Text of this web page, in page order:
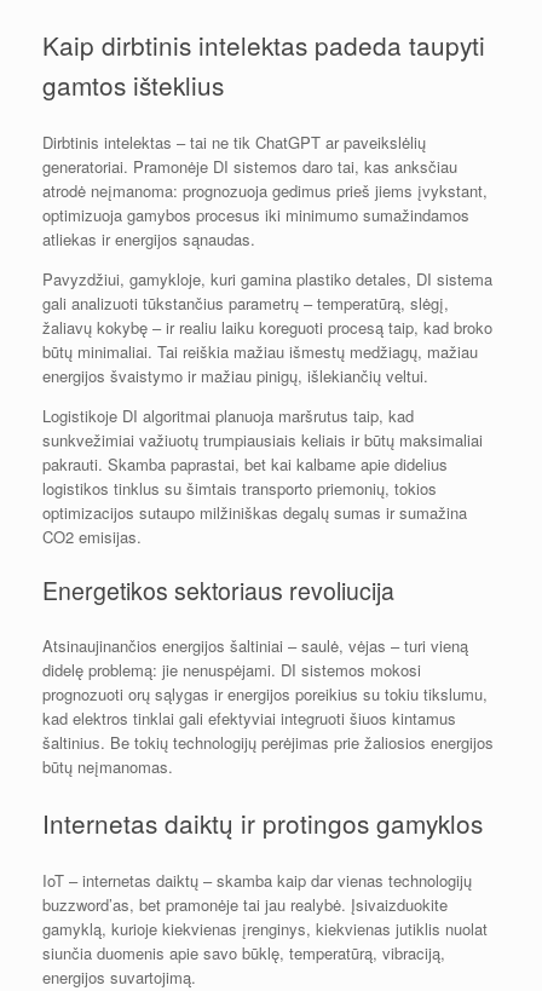
Kaip dirbtinis intelektas padeda taupyti
gamtos išteklius
Dirbtinis intelektas – tai ne tik ChatGPT ar paveikslėlių
generatoriai. Pramonėje DI sistemos daro tai, kas anksčiau
atrodė neįmanoma: prognozuoja gedimus prieš jiems įvykstant,
optimizuoja gamybos procesus iki minimumo sumažindamos
atliekas ir energijos sąnaudas.
Pavyzdžiui, gamykloje, kuri gamina plastiko detales, DI sistema
gali analizuoti tūkstančius parametrų – temperatūrą, slėgį,
žaliavų kokybę – ir realiu laiku koreguoti procesą taip, kad broko
būtų minimaliai. Tai reiškia mažiau išmestų medžiagų, mažiau
energijos švaistymo ir mažiau pinigų, išlekiančių veltui.
Logistikoje DI algoritmai planuoja maršrutus taip, kad
sunkvežimiai važiuotų trumpiausiais keliais ir būtų maksimaliai
pakrauti. Skamba paprastai, bet kai kalbame apie didelius
logistikos tinklus su šimtais transporto priemonių, tokios
optimizacijos sutaupo milžiniškas degalų sumas ir sumažina
CO2 emisijas.
Energetikos sektoriaus revoliucija
Atsinaujinančios energijos šaltiniai – saulė, vėjas – turi vieną
didelę problemą: jie nenuspėjami. DI sistemos mokosi
prognozuoti orų sąlygas ir energijos poreikius su tokiu tikslumu,
kad elektros tinklai gali efektyviai integruoti šiuos kintamus
šaltinius. Be tokių technologijų perėjimas prie žaliosios energijos
būtų neįmanomas.
Internetas daiktų ir protingos gamyklos
IoT – internetas daiktų – skamba kaip dar vienas technologijų
buzzword’as, bet pramonėje tai jau realybė. Įsivaizduokite
gamyklą, kurioje kiekvienas įrenginys, kiekvienas jutiklis nuolat
siunčia duomenis apie savo būklę, temperatūrą, vibraciją,
energijos suvartojimą.